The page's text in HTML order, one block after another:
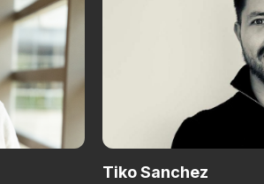
Tiko Sanchez